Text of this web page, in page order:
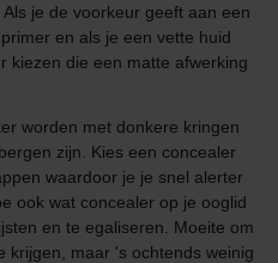
je de voorkeur geeft aan een
en als je een vette huid
kiezen die een matte afwerking
worden met donkere kringen
zijn. Kies een concealer
waardoor je je snel alerter
ook wat concealer op je ooglid
en te egaliseren. Moeite om
krijgen, maar 's ochtends weinig